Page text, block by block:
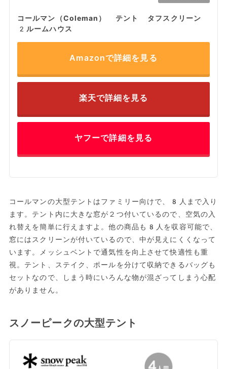
コールマン（Coleman） テント タフスクリーン
2ルームハウス
Amazonで詳細を見る
楽天で詳細を見る
ヤフーで詳細を見る
コールマンの大型テントはファミリー向けで、8人まで入り
ます。テント内に大きな窓が２つ付いているので、空気の入
れ替えを簡単に行えますよ。他の商品も8人を収容可能で、
窓にはスクリーンが付いているので、中が見えにくくなって
います。メッシュベントで通気性を向上させて快適性も重
視。テント、ステイク、ポールを分けて収納できるバッグも
セットなので、しまう時にいろんな物が混ざってしまう心配
がありません。
スノーピークの大型テント